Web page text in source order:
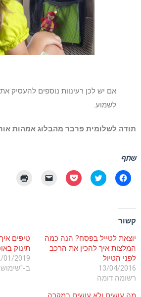
אם יש לכן רעינוות נוספים להעסיק
לשמוע.
תודה לשלומית פרבר מהבלוג אמהות
שתף
לחיצה
לשיתוף
בחלון
לחצו
כדי
לחצו
לשיתוף ללחוץ
בחלון
חדש)
קשור
יוצאת לטייל בפסח? הנה כמה
המלצות איך להכין את הרכב
לפני הטיול
13/04/2016
רשומה דומה
טיפים
תינוק
01/2019
ב-